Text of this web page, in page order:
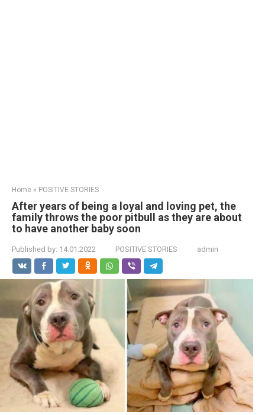
Home » POSITIVE STORIES
After years of being a loyal and loving pet, the
family throws the poor pitbull as they are about
to have another baby soon
Published by: 14.01.2022 POSITIVE STORIES admin